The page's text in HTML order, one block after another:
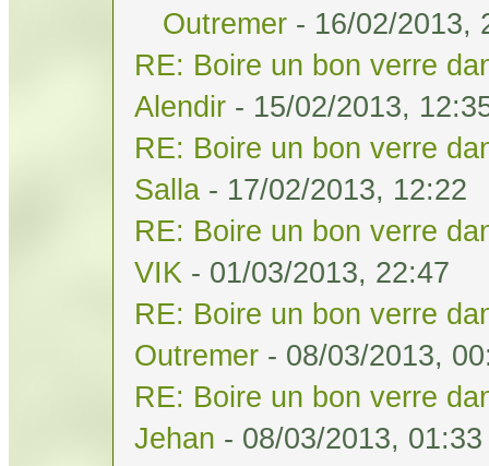
Outremer - 16/02/2013,
RE: Boire un bon verre
Alendir - 15/02/2013,
RE: Boire un bon verre
Salla - 17/02/2013, 12:22
RE: Boire un bon verre
VIK - 01/03/2013, 22:47
RE: Boire un bon verre
Outremer - 08/03/2013,
RE: Boire un bon verre
Jehan - 08/03/2013, 01:33